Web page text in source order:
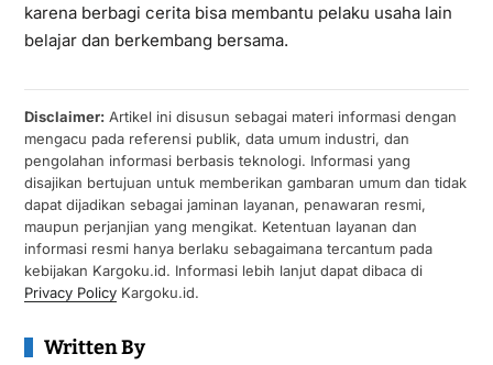
karena berbagi cerita bisa membantu pelaku usaha lain
belajar dan berkembang bersama.
Disclaimer:Artikel ini disusun sebagai materi informasi dengan
mengacu pada referensi publik, data umum industri, dan
pengolahan informasi berbasis teknologi. Informasi yang
disajikan bertujuan untuk memberikan gambaran umum dan tidak
dapat dijadikan sebagai jaminan layanan, penawaran resmi,
maupun perjanjian yang mengikat. Ketentuan layanan dan
informasi resmi hanya berlaku sebagaimana tercantum pada
kebijakan Kargoku.id. Informasi lebih lanjut dapat dibaca di
Privacy PolicyKargoku.id.
Written By